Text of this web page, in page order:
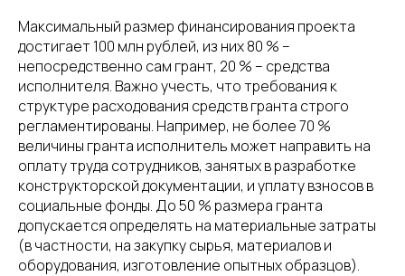
Максимальный размер финансирования проекта
достигает 100 млн рублей, из них 80 % –
непосредственно сам грант, 20 % – средства
исполнителя. Важно учесть, что требования к
структуре расходования средств гранта строго
регламентированы. Например, не более 70 %
величины гранта исполнитель может направить на
оплату труда сотрудников, занятых в разработке
конструкторской документации, и уплату взносов в
социальные фонды. До 50 % размера гранта
допускается определять на материальные затраты
(в частности, на закупку сырья, материалов и
оборудования, изготовление опытных образцов).